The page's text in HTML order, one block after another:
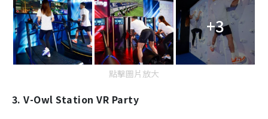
+3
點擊圖片放大
3. V-Owl Station VR Party